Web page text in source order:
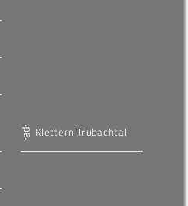
Klettern Trubachtal